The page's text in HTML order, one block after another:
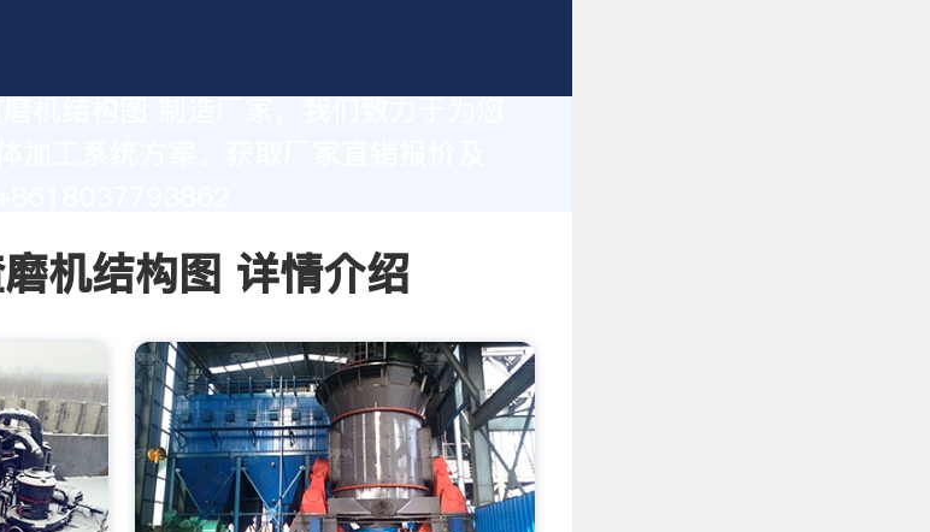
加工系统方案。获取厂家直销报价及
机结构图 详情介绍